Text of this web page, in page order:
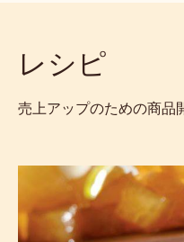
レシピ
売上アップのための商品
ウ